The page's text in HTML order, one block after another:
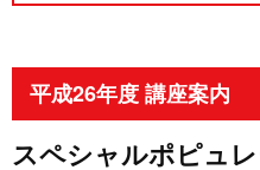
平成26年度 講座案内
スペシャルポピュ